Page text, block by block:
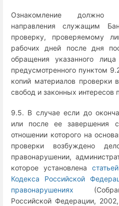
Ознакомление должно
направления служащим
проверку, проверяемому
рабочих дней после дня
обращения указанного
предусмотренного пунктом
копий материалов проверки
свобод и законных интересов
9.5. В случае если до
или после ее завершения
отношении которого на
проверки возбуждено
правонарушении,
которое установлена
Кодекса Российской
правонарушениях
Российской Федерации,